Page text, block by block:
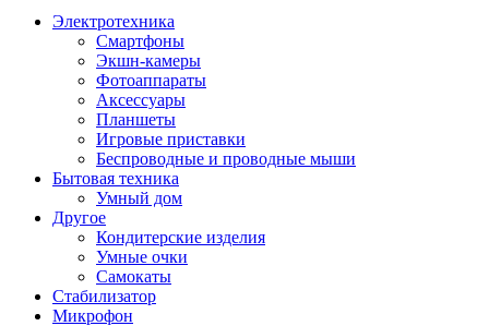
Электротехника
Смартфоны
Экшн-камеры
Фотоаппараты
Аксессуары
Планшеты
Игровые приставки
Беспроводные и проводные мыши
Бытовая техника
Умный дом
Другое
Кондитерские изделия
Умные очки
Самокаты
Стабилизатор
Микрофон